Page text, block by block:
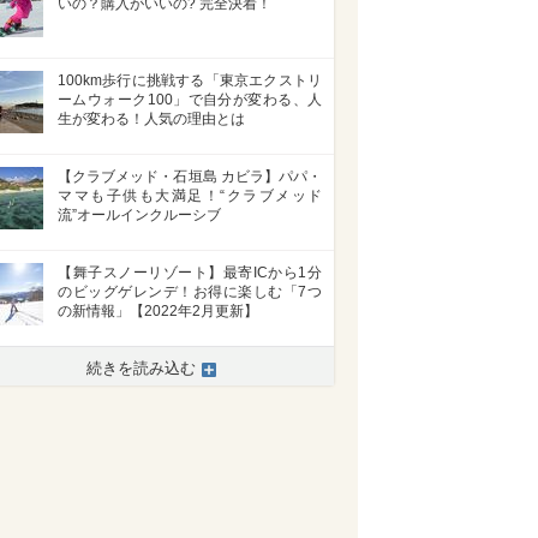
いの？購入がいいの? 完全決着！
100km歩行に挑戦する「東京エクストリ
ームウォーク100」で自分が変わる、人
生が変わる！人気の理由とは
【クラブメッド・石垣島 カビラ】パパ・
ママも子供も大満足！“クラブメッド
流”オールインクルーシブ
【舞子スノーリゾート】最寄ICから1分
のビッグゲレンデ！お得に楽しむ「7つ
の新情報」【2022年2月更新】
続きを読み込む